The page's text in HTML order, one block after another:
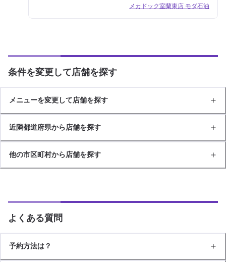
メカドック室蘭東店 モダ石油
条件を変更して店舗を探す
メニューを変更して店舗を探す
近隣都道府県から店舗を探す
他の市区町村から店舗を探す
よくある質問
予約方法は？